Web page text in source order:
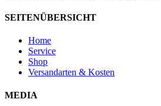
SEITENÜBERSICHT
Home
Service
Shop
Versandarten & Kosten
MEDIA